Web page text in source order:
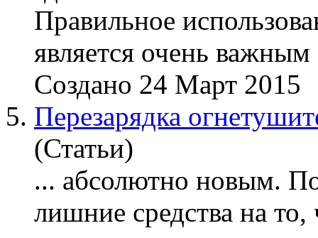
Правильное
является очень важным
Создано 24 Март 2015
5. Перезарядка
(Статьи)
... абсолютно новым.
лишние средства на